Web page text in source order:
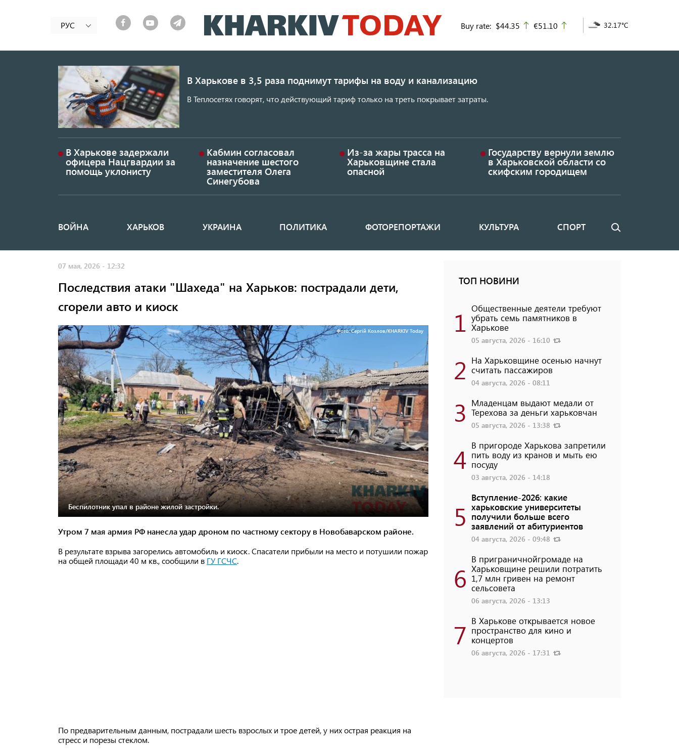
к
основному
РУС Buy rate: $44.35 up
€51.10 32.17°C
В Харькове в 3,5 раза поднимут тарифы на воду и канализацию
В Теплосетях говорят, что действующий тариф только на треть покрывает затраты.
В Харькове задержали
офицера Нацгвардии за
помощь уклонисту
Кабмин согласовал
назначение шестого
заместителя Олега
Синегубова
Из-за жары трасса на
Харьковщине стала
опасной
Государству вернули землю
в Харьковской области со
скифским городищем
Основная
ВОЙНА ХАРЬКОВ УКРАИНА ПОЛИТИКА ФОТОРЕПОРТАЖИ КУЛЬТУРА СПОРТ Поиск
07 мая, 2026 - 12:32
Последствия атаки "Шахеда" на Харьков: пострадали дети,
сгорели авто и киоск
Фото: Сергій Козлов/KHARKIV Today
Беспилотник упал в районе жилой застройки.
Утром 7 мая армия РФ нанесла удар дроном по частному сектору в Новобаварском районе.
В результате взрыва загорелись автомобиль и киоск. Спасатели прибыли на место и потушили пожар
на общей площади 40 м кв., сообщили в ГУ ГСЧС.
По предварительным данным, пострадали шесть взрослых и трое детей, у них острая реакция на
стресс и порезы стеклом.
ТОП НОВИНИ
1 Общественные деятели требуют
убрать семь памятников в
Харькове
05 августа, 2026 - 16:10
2 На Харьковщине осенью начнут
считать пассажиров
04 августа, 2026 - 08:11
3 Младенцам выдают медали от
Терехова за деньги харьковчан
05 августа, 2026 - 13:38
4 В пригороде Харькова запретили
пить воду из кранов и мыть ею
посуду
03 августа, 2026 - 14:18
5
Вступление-2026: какие
харьковские университеты
получили больше всего
заявлений от абитуриентов
04 августа, 2026 - 09:48
6
В приграничнойгромаде на
Харьковщине решили потратить
1,7 млн ​​гривен на ремонт
сельсовета
06 августа, 2026 - 13:13
7 В Харькове открывается новое
пространство для кино и
концертов
06 августа, 2026 - 17:31